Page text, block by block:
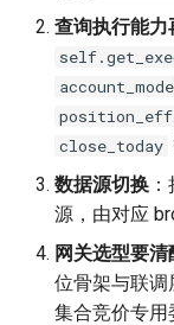
查询执行能力
account_mode
close_today
数据源切换
源，由对应
网关选型要清
位骨架与联调
集合竞价专用